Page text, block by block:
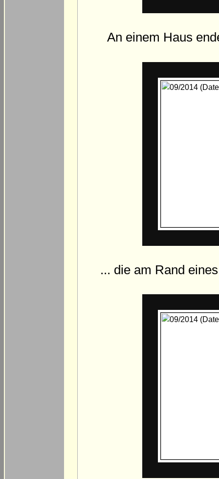
An einem Haus
... die am Rand